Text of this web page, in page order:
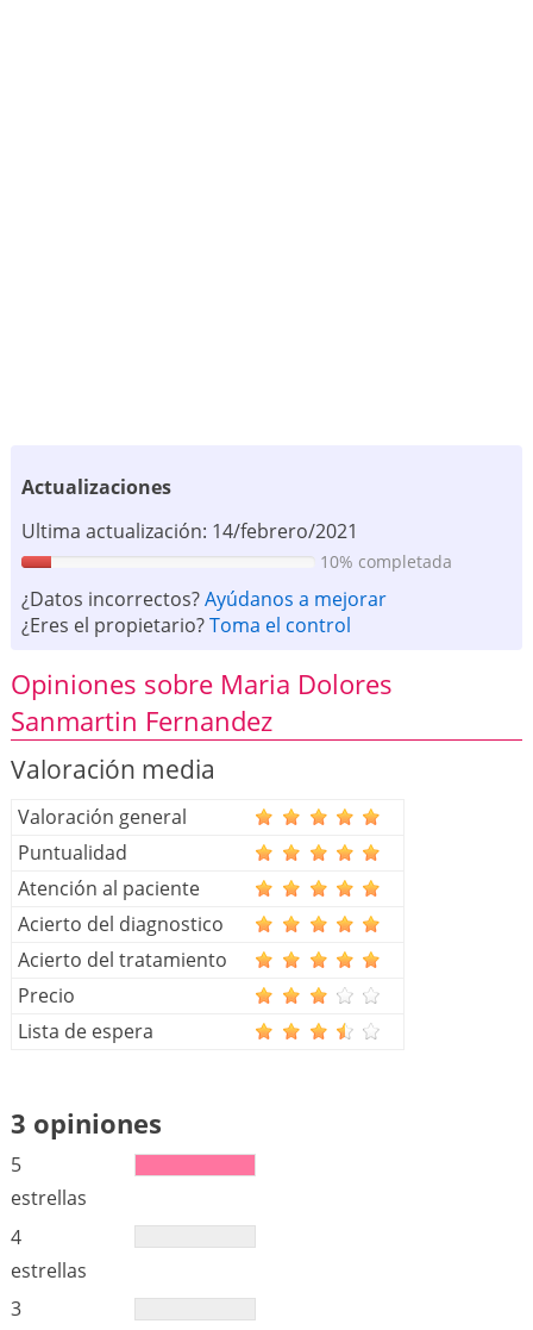
Actualizaciones
Ultima actualización: 14/febrero/2021
10% completada
¿Datos incorrectos?Ayúdanos a mejorar
¿Eres el propietario?Toma el control
Opiniones sobre Maria Dolores
Sanmartin Fernandez
Valoración media
Valoración general
Puntualidad
Atención al paciente
Acierto del diagnostico
Acierto del tratamiento
Precio
Lista de espera
3 opiniones
5
estrellas
4
estrellas
3